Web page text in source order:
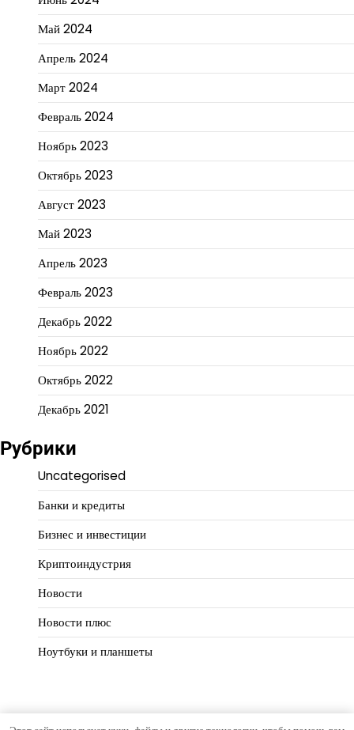
Май 2024
Апрель 2024
Март 2024
Февраль 2024
Ноябрь 2023
Октябрь 2023
Август 2023
Май 2023
Апрель 2023
Февраль 2023
Декабрь 2022
Ноябрь 2022
Октябрь 2022
Декабрь 2021
Рубрики
Uncategorised
Банки и кредиты
Бизнес и инвестиции
Криптоиндустрия
Новости
Новости плюс
Ноутбуки и планшеты